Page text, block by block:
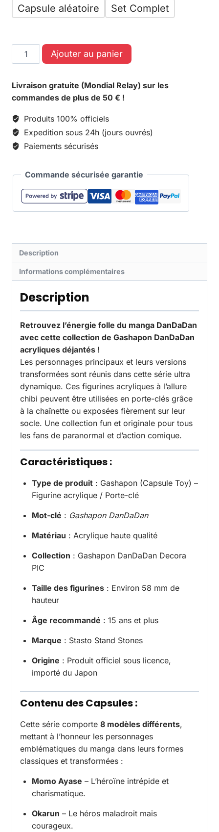
Capsule aléatoire Set Complet
Ajouter au panier
Livraison gratuite (Mondial Relay) sur les
commandes de plus de 50 € !
Produits 100% officiels
Expedition sous 24h (jours ouvrés)
Paiements sécurisés
Commande sécurisée garantie
Description
Informations complémentaires
Description
Retrouvez l’énergie folle du manga DanDaDan
avec cette collection de Gashapon DanDaDan
acryliques déjantés !
Les personnages principaux et leurs versions
transformées sont réunis dans cette série ultra
dynamique. Ces figurines acryliques à l’allure
chibi peuvent être utilisées en porte-clés grâce
à la chaînette ou exposées fièrement sur leur
socle. Une collection fun et originale pour tous
les fans de paranormal et d’action comique.
Caractéristiques :
Type de produit : Gashapon (Capsule Toy) –
Figurine acrylique / Porte-clé
Mot-clé : Gashapon DanDaDan
Matériau : Acrylique haute qualité
Collection : Gashapon DanDaDan Decora
PIC
Taille des figurines : Environ 58 mm de
hauteur
Âge recommandé : 15 ans et plus
Marque : Stasto Stand Stones
Origine : Produit officiel sous licence,
importé du Japon
Contenu des Capsules :
Cette série comporte 8 modèles différents,
mettant à l’honneur les personnages
emblématiques du manga dans leurs formes
classiques et transformées :
Momo Ayase – L’héroïne intrépide et
charismatique.
Okarun – Le héros maladroit mais
courageux.